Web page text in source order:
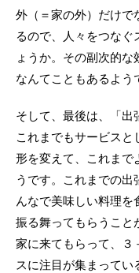
外（＝家の外）だけで
るので、人々をつなぐ
ょうか。その副次的な
なんてこともあるよう
そして、最後は、「出
これまでもサービスと
形を変えて、これまで
うです。これまでの
んなで美味しい料理
振る舞ってもらうこと
家に来てもらって、３
スに注目が集まってい